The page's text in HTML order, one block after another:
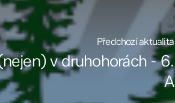
Předchozí aktualita
v druhohorách - 6.
A